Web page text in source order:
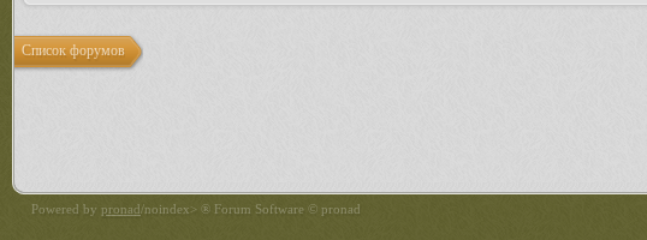
Список форумов
Powered by pronad/noindex> ® Forum Software © pronad